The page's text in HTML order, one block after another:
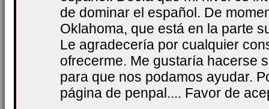
de dominar el español. De
Oklahoma, que está en la parte
Le agradecería por cualquier
ofrecerme. Me gustaría hacerse
para que nos podamos ayudar.
página de penpal.... Favor de